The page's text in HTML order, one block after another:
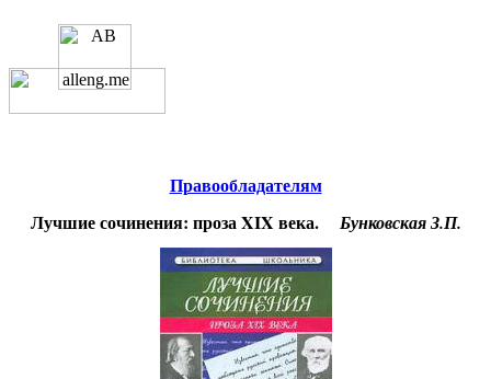
Правообладателям
Лучшие сочинения: прозаXIX века. Бунковская З.П.